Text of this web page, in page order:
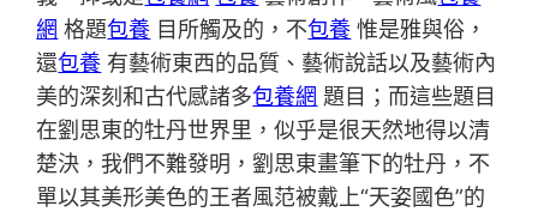
網 格題包養 目所觸及的，不包養 惟是雅與俗，
還包養 有藝術東西的品質、藝術說話以及藝術內
美的深刻和古代感諸多包養網 題目；而這些題目
在劉思東的牡丹世界里，似乎是很天然地得以清
楚決，我們不難發明，劉思東畫筆下的牡丹，不
單以其美形美色的王者風范被戴上“天姿國色”的